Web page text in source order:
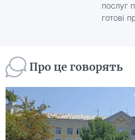
послуг
готові
Про це говорять